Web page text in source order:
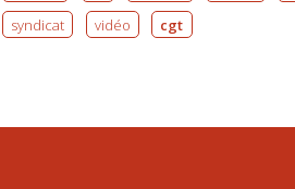
syndicat
vidéo cgt